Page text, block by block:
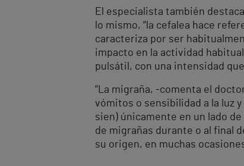
El especialista también
lo mismo, “la cefalea hace
caracteriza por ser
impacto en la actividad
pulsátil, con una intensidad
“La migraña, -comenta el
vómitos o sensibilidad a la luz
sien) únicamente en un lado
de migrañas durante o al final
su origen, en muchas